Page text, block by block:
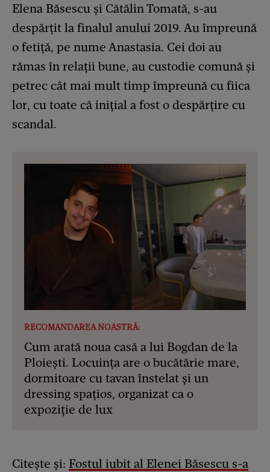
Elena Băsescu și Cătălin Tomată, s-au
despărțit la finalul anului 2019. Au împreună
o fetiță, pe nume Anastasia. Cei doi au
rămas în relații bune, au custodie comună și
petrec cât mai mult timp împreună cu fiica
lor, cu toate că inițial a fost o despărțire cu
scandal.
RECOMANDAREA NOASTRĂ:
Cum arată noua casă a lui Bogdan de la
Ploiești. Locuința are o bucătărie mare,
dormitoare cu tavan înstelat și un
dressing spațios, organizat ca o
expoziție de lux
Citește și: Fostul iubit al Elenei Băsescu s-a